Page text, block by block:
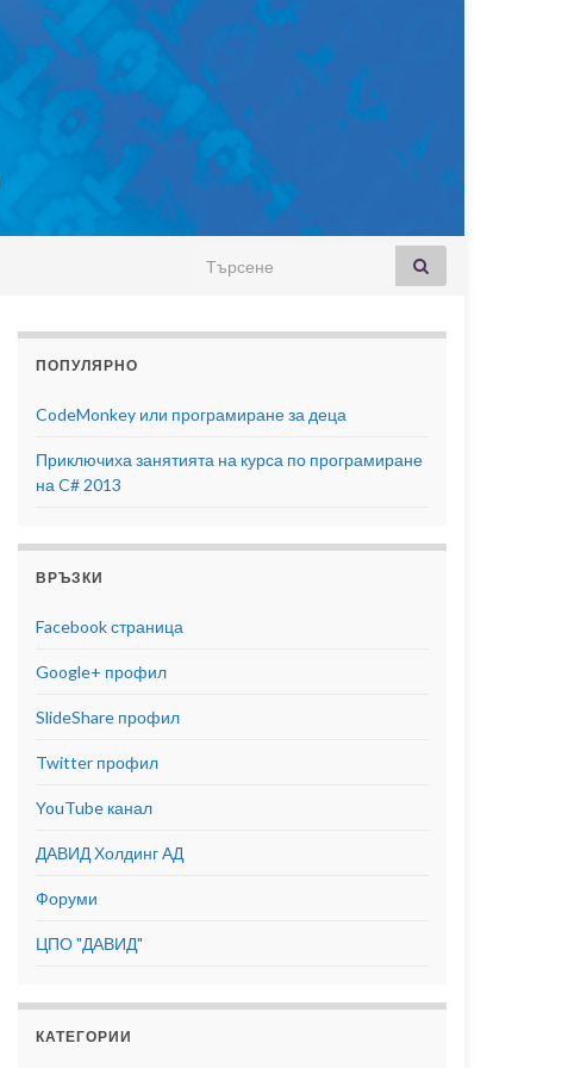
Search for:
ПОПУЛЯРНО
CodeMonkey или програмиране за деца
Приключиха занятията на курса по програмиране
на C# 2013
ВРЪЗКИ
Facebook страница
Google+ профил
SlideShare профил
Twitter профил
YouTube канал
ДАВИД Холдинг АД
Форуми
ЦПО "ДАВИД"
КАТЕГОРИИ